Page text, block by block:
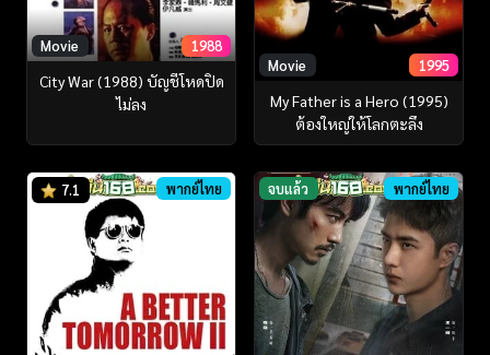
Movie 1988
City War (1988) บัญชีโหดปิด
ไม่ลง
Movie 1995
My Father is a Hero (1995)
ต้องใหญ่ให้โลกตะลึง
7.1 พากย์ไทย จบแล้ว พากย์ไทย